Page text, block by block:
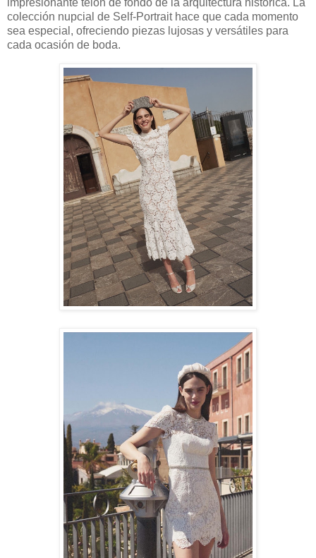
impresionante telón de fondo de la arquitectura histórica. La
colección nupcial de Self-Portrait hace que cada momento
sea especial, ofreciendo piezas lujosas y versátiles para
cada ocasión de boda.